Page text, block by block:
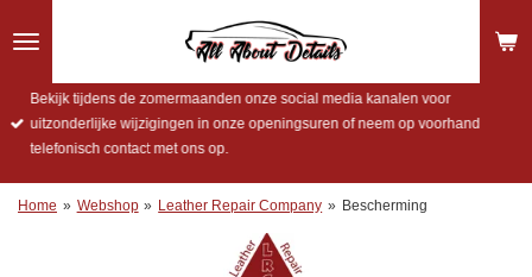
direct
hoofdinhoud
Bekijk tijdens de zomermaanden onze social media kanalen voor
uitzonderlijke wijzigingen in onze openingsuren of neem op voorhand
telefonisch contact met ons op.
Home » Webshop » Leather Repair Company » Bescherming